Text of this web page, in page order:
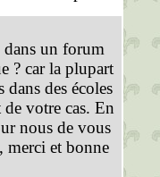
dans un forum
? car la plupart
dans des écoles
votre cas. En
nous de vous
merci et bonne